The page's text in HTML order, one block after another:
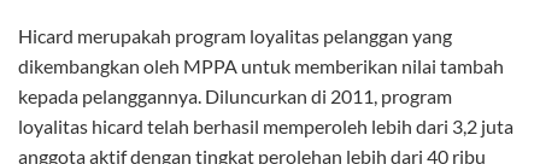
Hicard merupakah program loyalitas pelanggan yang
dikembangkan oleh MPPA untuk memberikan nilai tambah
kepada pelanggannya. Diluncurkan di 2011, program
loyalitas hicard telah berhasil memperoleh lebih dari 3,2 juta
anggota aktif dengan tingkat perolehan lebih dari 40 ribu